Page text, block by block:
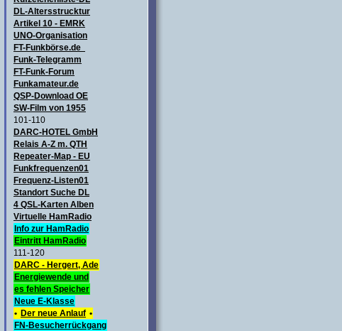
DL-Altersstrucktur
Artikel 10 - EMRK
UNO-Organisation
FT-Funkbörse.de
Funk-Telegramm
FT-Funk-Forum
Funkamateur.de
QSP-Download OE
SW-Film von 1955
101-110
DARC-HOTEL GmbH
Relais A-Z m. QTH
Repeater-Map - EU
Funkfrequenzen01
Frequenz-Listen01
Standort Suche DL
4 QSL-Karten Alben
Virtuelle HamRadio
Info zur HamRadio
Eintritt HamRadio
111-120
DARC - Hergert, Ade
Energiewende und
es fehlen Speicher
Neue E-Klasse
• Der neue Anlauf •
FN-Besucherrückgang